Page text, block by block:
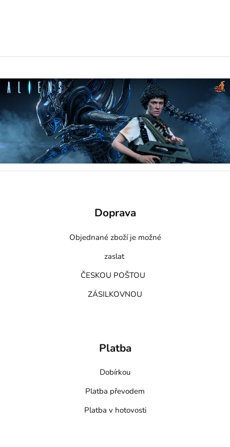
Doprava
Objednané zboží je možné
zaslat
ČESKOU POŠTOU
ZÁSILKOVNOU
Platba
Dobírkou
Platba převodem
Platba v hotovosti